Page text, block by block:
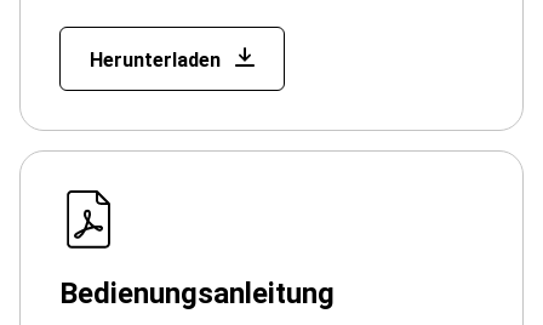
Herunterladen
Bedienungsanleitung